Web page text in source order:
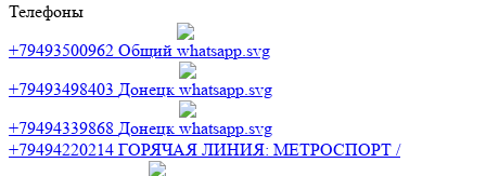
Телефоны
+79493500962 Общий
+79493498403 Донецк
+79494339868 Донецк
+79494220214 ГОРЯЧАЯ ЛИНИЯ: МЕТРОСПОРТ /